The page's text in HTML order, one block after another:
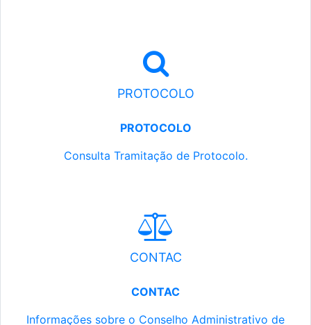
PROTOCOLO
PROTOCOLO
Consulta Tramitação de Protocolo.
CONTAC
CONTAC
Informações sobre o Conselho Administrativo de